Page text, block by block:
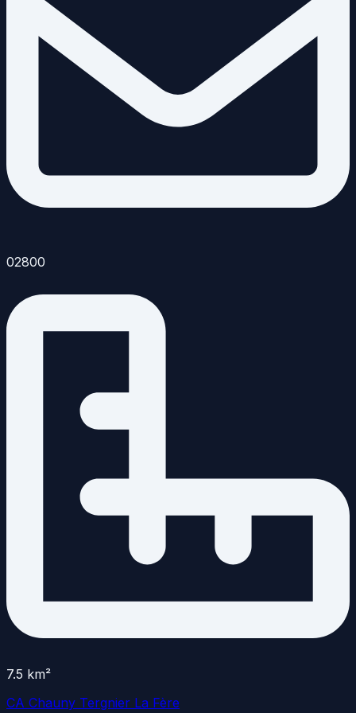
02800
7.5 km²
CA Chauny Tergnier La Fère